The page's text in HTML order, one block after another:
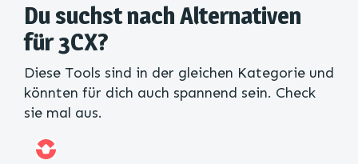
Du suchst nach Alternativen
für 3CX?
Diese Tools sind in der gleichen Kategorie und
könnten für dich auch spannend sein. Check
sie mal aus.